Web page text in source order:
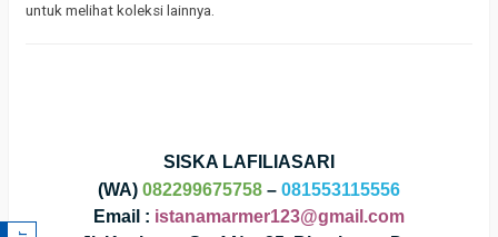
untuk melihat koleksi lainnya.
SISKA LAFILIASARI
(WA) 082299675758 – 081553115556
Email : istanamarmer123@gmail.com